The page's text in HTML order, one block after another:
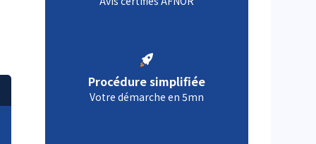
Procédure simplifiée
Votre démarche en 5mn